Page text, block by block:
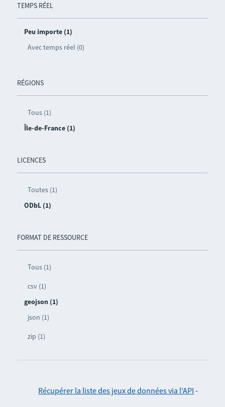
TEMPS RÉEL
Peu importe (1)
Avec temps réel (0)
RÉGIONS
Tous (1)
Île-de-France (1)
LICENCES
Toutes (1)
ODbL (1)
FORMAT DE RESSOURCE
Tous (1)
csv (1)
geojson (1)
json (1)
zip (1)
Récupérer la liste des jeux de données via l'API -